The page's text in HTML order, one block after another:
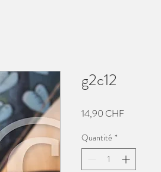
g2c12
14,90 CHFPrix
Quantité *